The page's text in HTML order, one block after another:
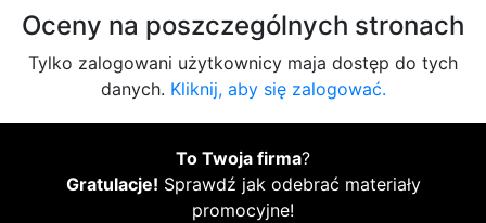
Oceny na poszczególnych stronach
Tylko zalogowani użytkownicy maja dostęp do tych
danych. Kliknij, aby się zalogować.
To Twoja firma?
Gratulacje! Sprawdź jak odebrać materiały
promocyjne!